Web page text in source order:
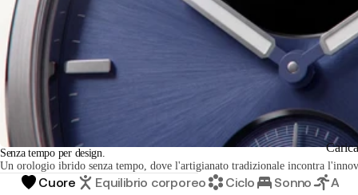
Senza tempo per design.
Un orologio ibrido senza tempo, dove l'artigianato tradizionale incontra
Cuore Equilibrio corporeo Ciclo Sonno